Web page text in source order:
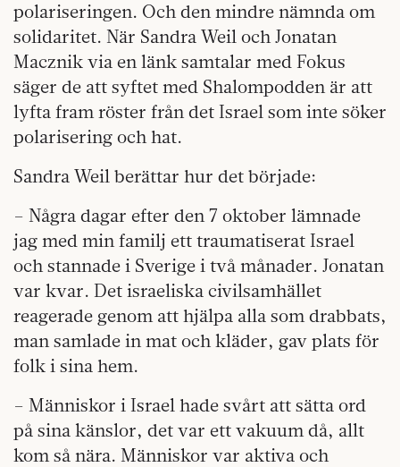
polariseringen. Och den mindre nämnda om
solidaritet. När Sandra Weil och Jonatan
Macznik via en länk samtalar med Fokus
säger de att syftet med Shalompodden är att
lyfta fram röster från det Israel som inte söker
polarisering och hat.
Sandra Weil berättar hur det började:
– Några dagar efter den 7 oktober lämnade
jag med min familj ett traumatiserat Israel
och stannade i Sverige i två månader. Jonatan
var kvar. Det israeliska civilsamhället
reagerade genom att hjälpa alla som drabbats,
man samlade in mat och kläder, gav plats för
folk i sina hem.
– Människor i Israel hade svårt att sätta ord
på sina känslor, det var ett vakuum då, allt
kom så nära. Människor var aktiva och